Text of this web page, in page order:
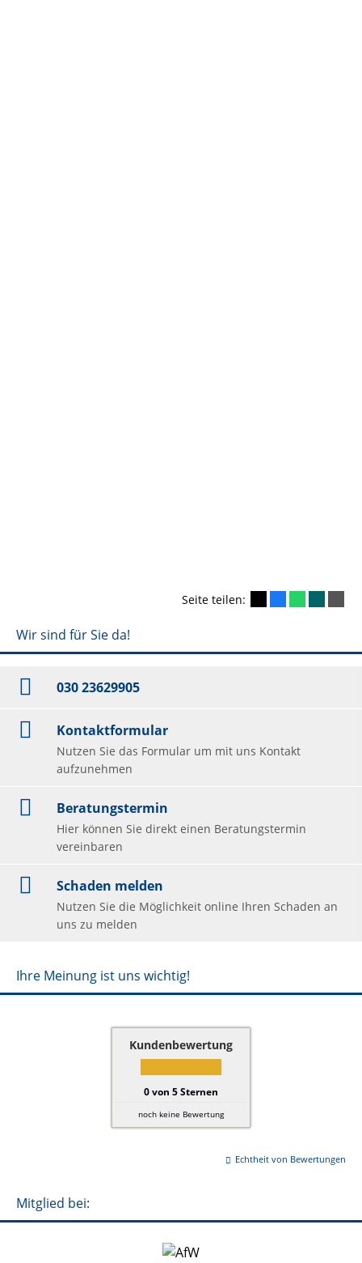
Seite teilen:
Wir sind für Sie da!
030 23629905
Kontaktformular
Nutzen Sie das Formular um mit uns Kontakt
aufzunehmen
Beratungstermin
Hier können Sie direkt einen Beratungstermin
vereinbaren
Schaden melden
Nutzen Sie die Möglichkeit online Ihren Schaden an
uns zu melden
Ihre Meinung ist uns wichtig!
Kundenbewertung
0von 5Sternen
noch keine Bewertung
Echtheit von Bewertungen
Mitglied bei: